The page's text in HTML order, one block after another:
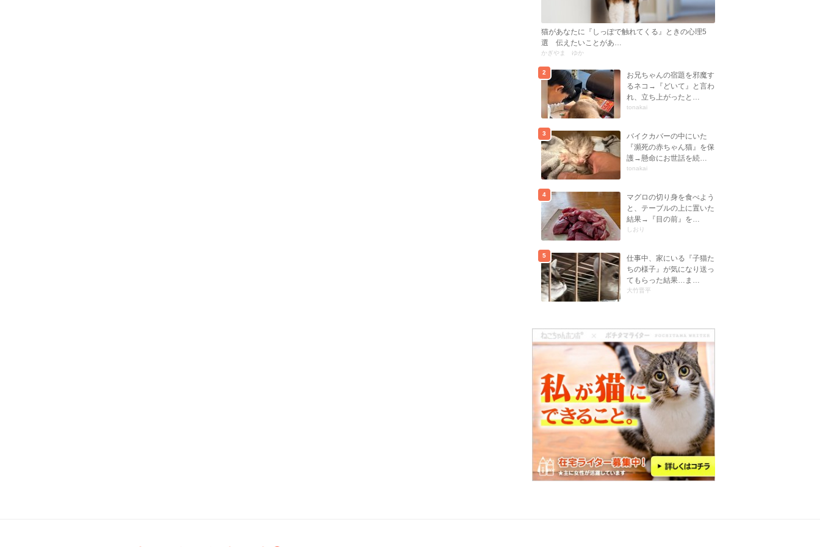
猫があなたに『しっぽで触れてくる』ときの心理5
選 伝えたいことがあ…
かぎやま ゆか
2
お兄ちゃんの宿題を邪魔す
るネコ→『どいて』と言わ
れ、立ち上がったと…
tonakai
3
バイクカバーの中にいた
『瀕死の赤ちゃん猫』を保
護→懸命にお世話を続…
tonakai
4
マグロの切り身を食べよう
と、テーブルの上に置いた
結果→『目の前』を…
しおり
5
仕事中、家にいる『子猫た
ちの様子』が気になり送っ
てもらった結果…ま…
大竹晋平